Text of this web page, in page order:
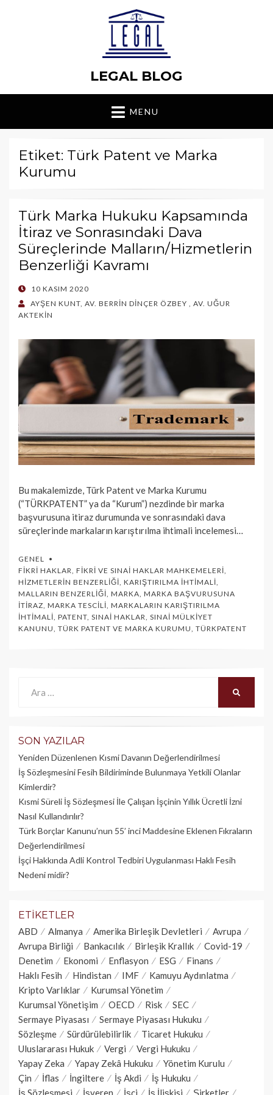
LEGAL BLOG
MENU
Etiket: Türk Patent ve Marka
Kurumu
Türk Marka Hukuku Kapsamında
İtiraz ve Sonrasındaki Dava
Süreçlerinde Malların/Hizmetlerin
Benzerliği Kavramı
POSTED
ON
10 KASIM 2020
AYŞEN KUNT, AV. BERRİN DİNÇER ÖZBEY , AV. UĞUR
AKTEKİN
Bu makalemizde, Türk Patent ve Marka Kurumu
(“TÜRKPATENT” ya da “Kurum”) nezdinde bir marka
başvurusuna itiraz durumunda ve sonrasındaki dava
süreçlerinde markaların karıştırılma ihtimali incelemesi…
GENEL
FIKRI HAKLAR, FIKRI VE SINAI HAKLAR MAHKEMELERI,
HIZMETLERIN BENZERLIĞI, KARIŞTIRILMA İHTIMALI,
MALLARIN BENZERLIĞI, MARKA, MARKA BAŞVURUSUNA
İTIRAZ, MARKA TESCILI, MARKALARIN KARIŞTIRILMA
İHTIMALI, PATENT, SINAI HAKLAR, SINAI MÜLKIYET
KANUNU, TÜRK PATENT VE MARKA KURUMU, TÜRKPATENT
SON YAZILAR
Yeniden Düzenlenen Kısmi Davanın Değerlendirilmesi
İş Sözleşmesini Fesih Bildiriminde Bulunmaya Yetkili Olanlar
Kimlerdir?
Kısmi Süreli İş Sözleşmesi İle Çalışan İşçinin Yıllık Üc­retli İzni
Nasıl Kullandırılır?
Türk Borçlar Kanunu’nun 55’ inci Maddesine Eklenen Fıkraların
Değerlendirilmesi
İşçi Hakkında Adli Kontrol Tedbiri Uygulanması Haklı Fesih
Nedeni midir?
ETIKETLER
ABD Almanya Amerika Birleşik Devletleri
Avrupa
Avrupa Birliği
Bankacılık Birleşik Krallık
Covid-19
Denetim
Ekonomi Enflasyon ESG
Finans
Haklı Fesih
Hindistan IMF
Kamuyu Aydınlatma
Kripto Varlıklar
Kurumsal Yönetim
Kurumsal Yönetişim
OECD Risk
SEC
Sermaye Piyasası
Sermaye Piyasası Hukuku
Sözleşme
Sürdürülebilirlik
Ticaret Hukuku
Uluslararası Hukuk
Vergi
Vergi Hukuku
Yapay Zeka
Yapay Zekâ Hukuku
Yönetim Kurulu
Çin
İflas İngiltere İş Akdi
İş Hukuku
İş Sözleşmesi
İşveren İşçi İş İlişkisi Şirketler